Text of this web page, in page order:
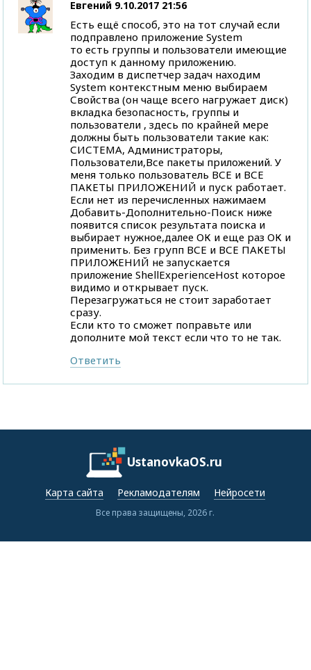
Евгений 9.10.2017 21:56
Есть ещё способ, это на тот случай если
подправлено приложение System
то есть группы и пользователи имеющие
доступ к данному приложению.
Заходим в диспетчер задач находим
System контекстным меню выбираем
Свойства (он чаще всего нагружает диск)
вкладка безопасность, группы и
пользователи , здесь по крайней мере
должны быть пользователи такие как:
СИСТЕМА, Администраторы,
Пользователи,Все пакеты приложений. У
меня только пользователь ВСЕ и ВСЕ
ПАКЕТЫ ПРИЛОЖЕНИЙ и пуск работает.
Если нет из перечисленных нажимаем
Добавить-Дополнительно-Поиск ниже
появится список результата поиска и
выбирает нужное,далее ОК и еще раз ОК и
применить. Без групп ВСЕ и ВСЕ ПАКЕТЫ
ПРИЛОЖЕНИЙ не запускается
приложение ShellExperienceHost которое
видимо и открывает пуск.
Перезагружаться не стоит заработает
сразу.
Если кто то сможет поправьте или
дополните мой текст если что то не так.
Ответить
UstanovkaOS.ru
Карта сайта Рекламодателям Нейросети
Все права защищены, 2026 г.